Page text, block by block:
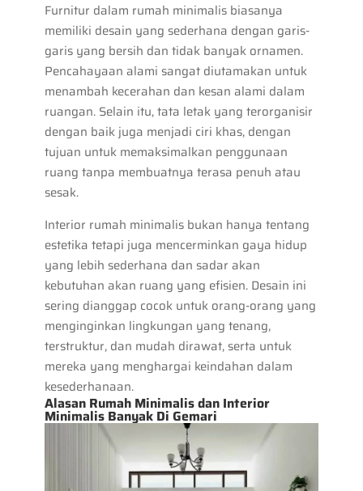
Furnitur dalam rumah minimalis biasanya
memiliki desain yang sederhana dengan garis-
garis yang bersih dan tidak banyak ornamen.
Pencahayaan alami sangat diutamakan untuk
menambah kecerahan dan kesan alami dalam
ruangan. Selain itu, tata letak yang terorganisir
dengan baik juga menjadi ciri khas, dengan
tujuan untuk memaksimalkan penggunaan
ruang tanpa membuatnya terasa penuh atau
sesak.
Interior rumah minimalis bukan hanya tentang
estetika tetapi juga mencerminkan gaya hidup
yang lebih sederhana dan sadar akan
kebutuhan akan ruang yang efisien. Desain ini
sering dianggap cocok untuk orang-orang yang
menginginkan lingkungan yang tenang,
terstruktur, dan mudah dirawat, serta untuk
mereka yang menghargai keindahan dalam
kesederhanaan.
Alasan Rumah Minimalis dan Interior
Minimalis Banyak Di Gemari